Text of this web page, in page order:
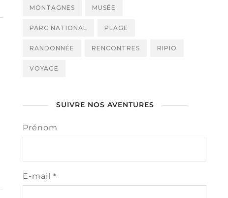
MONTAGNES MUSÉE
PARC NATIONAL PLAGE
RANDONNÉE RENCONTRES RIPIO
VOYAGE
SUIVRE NOS AVENTURES
Prénom
E-mail *